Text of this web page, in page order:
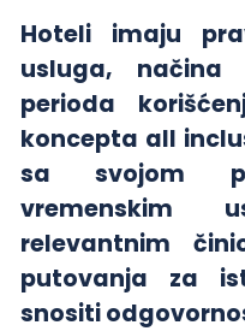
Hoteli imaju
usluga,
perioda
koncepta all
sa svojom
vremenskim
relevantnim
putovanja za
snositi